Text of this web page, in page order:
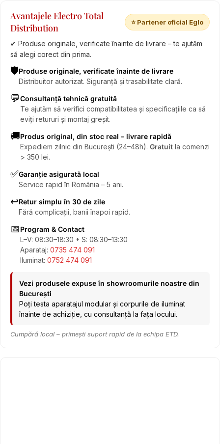
Avantajele Electro Total
Distribution
⭐ Partener oficial Eglo
✔ Produse originale, verificate înainte de livrare – te ajutăm
să alegi corect din prima.
🛡️Produse originale, verificate înainte de livrare
Distribuitor autorizat. Siguranță și trasabilitate clară.
💬Consultanță tehnică gratuită
Te ajutăm să verifici compatibilitatea și specificațiile ca să
eviți retururi și montaj greșit.
🚚Produs original, din stoc real – livrare rapidă
Expediem zilnic din București (24–48h). Gratuit la comenzi
> 350 lei.
✅Garanție asigurată local
Service rapid în România – 5 ani.
↩️Retur simplu în 30 de zile
Fără complicații, banii înapoi rapid.
📅Program & Contact
L–V: 08:30–18:30 • S: 08:30–13:30
Aparataj: 0735 474 091
Iluminat: 0752 474 091
Vezi produsele expuse în showroomurile noastre din
București
Poți testa aparatajul modular și corpurile de iluminat
înainte de achiziție, cu consultanță la fața locului.
Cumpără local – primești suport rapid de la echipa ETD.